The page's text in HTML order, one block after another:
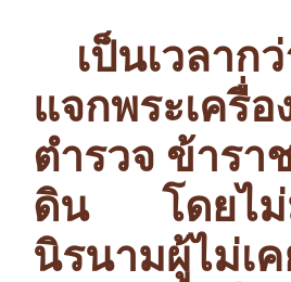
เป็นเวลา
แจกพระเครื่
ตำรวจ ข้าร
ดิน โดยไม่
นิรนามผู้ไม่เ